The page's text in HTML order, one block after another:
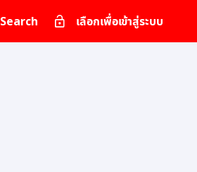
Search เลือกเพื่อเข้าสู่ระบบ